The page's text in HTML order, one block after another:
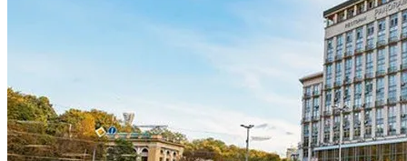
Военные Рельсы Спасут Британскую
Экономику?